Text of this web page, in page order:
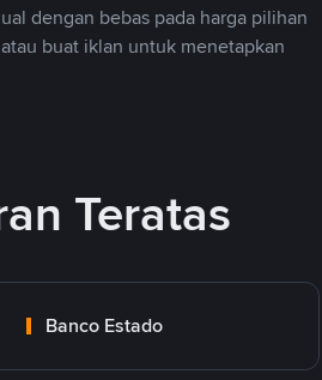
dengan bebas pada harga pilihan
buat iklan untuk menetapkan
Teratas
Banco Estado